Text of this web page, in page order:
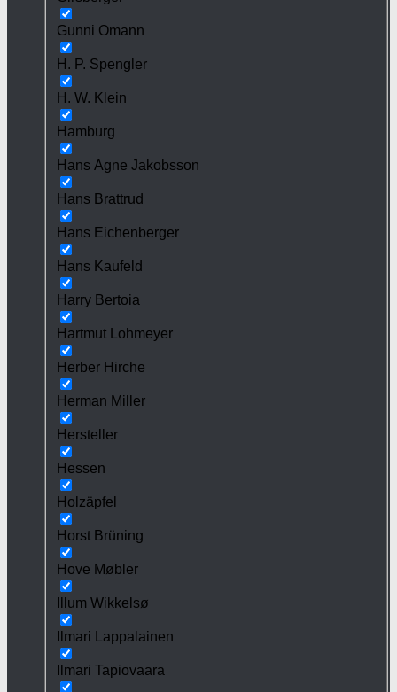
Gunni Omann
H. P. Spengler
H. W. Klein
Hamburg
Hans Agne Jakobsson
Hans Brattrud
Hans Eichenberger
Hans Kaufeld
Harry Bertoia
Hartmut Lohmeyer
Herber Hirche
Herman Miller
Hersteller
Hessen
Holzäpfel
Horst Brüning
Hove Møbler
Illum Wikkelsø
Ilmari Lappalainen
Ilmari Tapiovaara